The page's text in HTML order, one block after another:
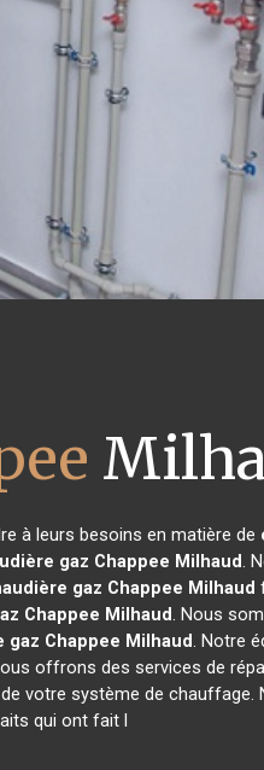
à leurs besoins en matière de
gaz Chappee Milhaud.
gaz Chappee Milhaud
Chappee Milhaud. Nous
gaz Chappee Milhaud. Notre
offrons des services de
votre système de
qui ont fait l